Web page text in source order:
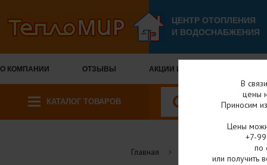
ЦЕНТР ОТОПЛЕНИЯ
И ВОДОСНАБЖЕНИЯ
О КОМПАНИИ ОТЗЫВЫ АКЦИИ И СКИДКИ
КАТАЛОГ ТОВАРОВ
Главная
В
цены
Приносим
Цены
+7-
по
или получить